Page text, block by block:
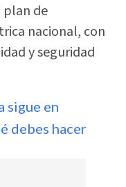
plan de
nacional, con
y seguridad
sigue en
debes hacer